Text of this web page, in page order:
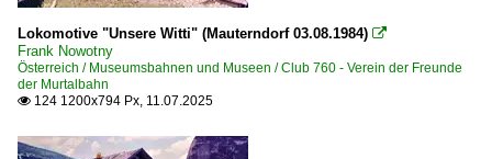
Borsig HF 210 E
Krauss IVa5 Đuro Đaković JZ 83
MAVAG 70 ex CFF 764.4
2018
2019
2020
Lokomotive "Unsere Witti" (Mauterndorf 03.08.1984) 
Frank Nowotny
Österreich / Museumsbahnen und Museen / Club 760 - Verein der Freunde
der Murtalbahn
 124 1200x794 Px, 11.07.2025